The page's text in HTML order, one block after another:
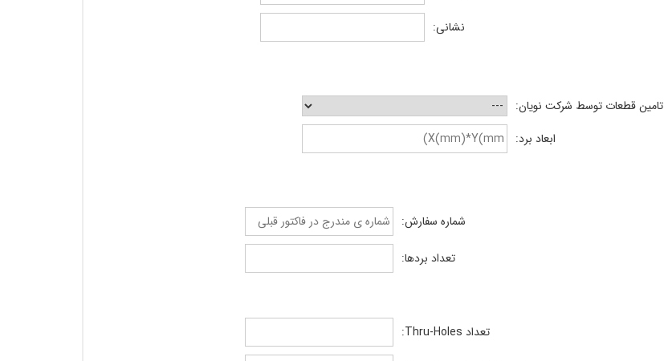
نشانی:
تامین قطعات توسط شرکت نویان:
ابعاد برد:
شماره سفارش:
تعداد بردها:
تعداد Thru-Holes: